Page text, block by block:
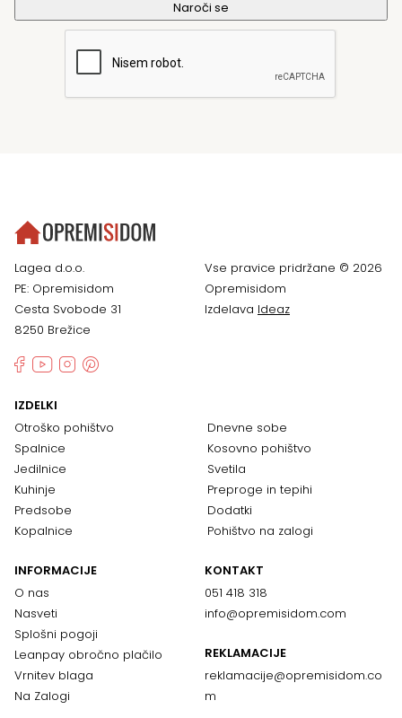
Lagea d.o.o.
PE: Opremisidom
Cesta Svobode 31
8250 Brežice
Vse pravice pridržane © 2026
Opremisidom
Izdelava Ideaz
IZDELKI
Otroško pohištvo
Spalnice
Jedilnice
Kuhinje
Predsobe
Kopalnice
Dnevne sobe
Kosovno pohištvo
Svetila
Preproge in tepihi
Dodatki
Pohištvo na zalogi
INFORMACIJE
O nas
Nasveti
Splošni pogoji
Leanpay obročno plačilo
Vrnitev blaga
Na Zalogi
KONTAKT
051 418 318
info@opremisidom.com
REKLAMACIJE
reklamacije@opremisidom.co
m